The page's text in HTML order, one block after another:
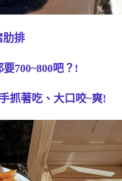
肋排
700~800吧？!
抓著吃、大口咬~爽!